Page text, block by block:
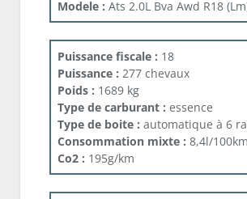
Modele : Ats 2.0L Bva Awd R18
Puissance fiscale : 18
Puissance : 277 chevaux
Poids : 1689 kg
Type de carburant : essence
Type de boite : automatique à 6
Consommation mixte : 8,4l/100km
Co2 : 195g/km